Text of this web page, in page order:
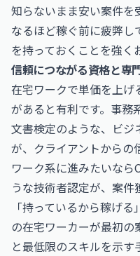
知らないまま安い案件を
なるほど稼ぐ前に疲弊
を持っておくことを強く
信頼につながる資格と専
在宅ワークで単価を上
があると有利です。事務
文書検定のような、ビジ
が、クライアントからの
ワーク系に進みたいなら
うな技術者認定が、案
「持っているから稼げ
の在宅ワーカーが最初
と最低限のスキルを示す